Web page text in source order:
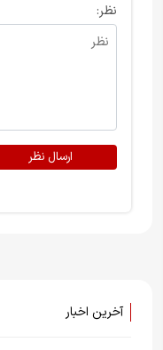
نظر:
ارسال نظر
آخرین اخبار